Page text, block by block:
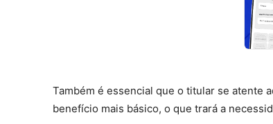
Também é essencial que o titular se atente
benefício mais básico, o que trará a